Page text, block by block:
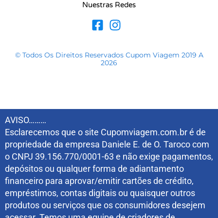
Nuestras Redes
© Todos Os Direitos Reservados Cupom Viagem 2019 A
2026
AVISO………
Esclarecemos que o site Cupomviagem.com.br é de
propriedade da empresa Daniele E. de O. Taroco com
o CNPJ 39.156.770/0001-63 e não exige pagamentos,
depósitos ou qualquer forma de adiantamento
financeiro para aprovar/emitir cartões de crédito,
empréstimos, contas digitais ou quaisquer outros
produtos ou serviços que os consumidores desejem